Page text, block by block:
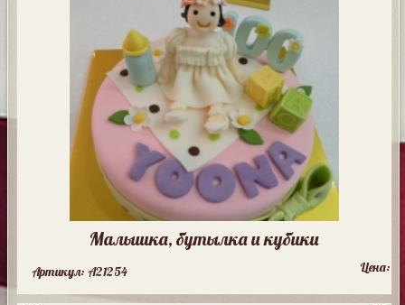
Малышка, бутылка и кубики
Артикул: A21254 Цена: